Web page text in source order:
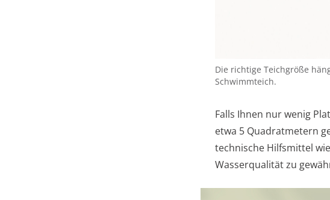
Die richtige Teichgröße
Schwimmteich.
Falls Ihnen nur wenig
etwa 5 Quadratmetern
technische Hilfsmittel
Wasserqualität zu